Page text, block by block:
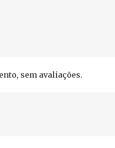
sem avaliações.